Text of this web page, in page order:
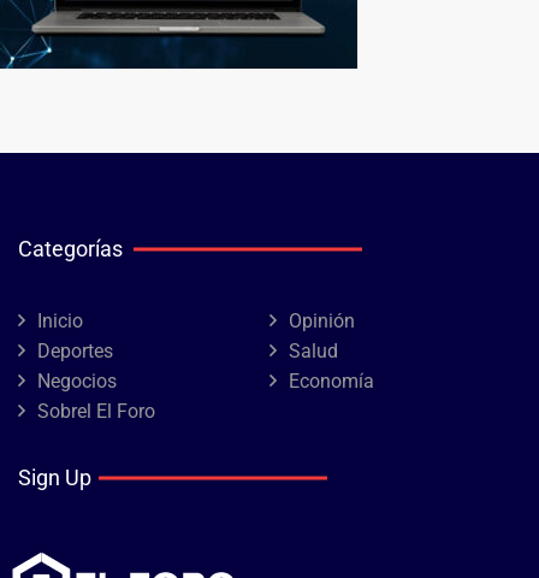
Categorías
Inicio
Opinión
Deportes
Salud
Negocios
Economía
Sobrel El Foro
Sign Up